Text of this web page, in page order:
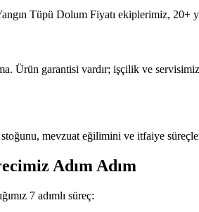
Tüpü Dolum Fiyatı ekiplerimiz, 20+
garantisi vardır; işçilik ve
mevzuat eğilimini ve itfaiye
Adım Adım
7 adımlı süreç: